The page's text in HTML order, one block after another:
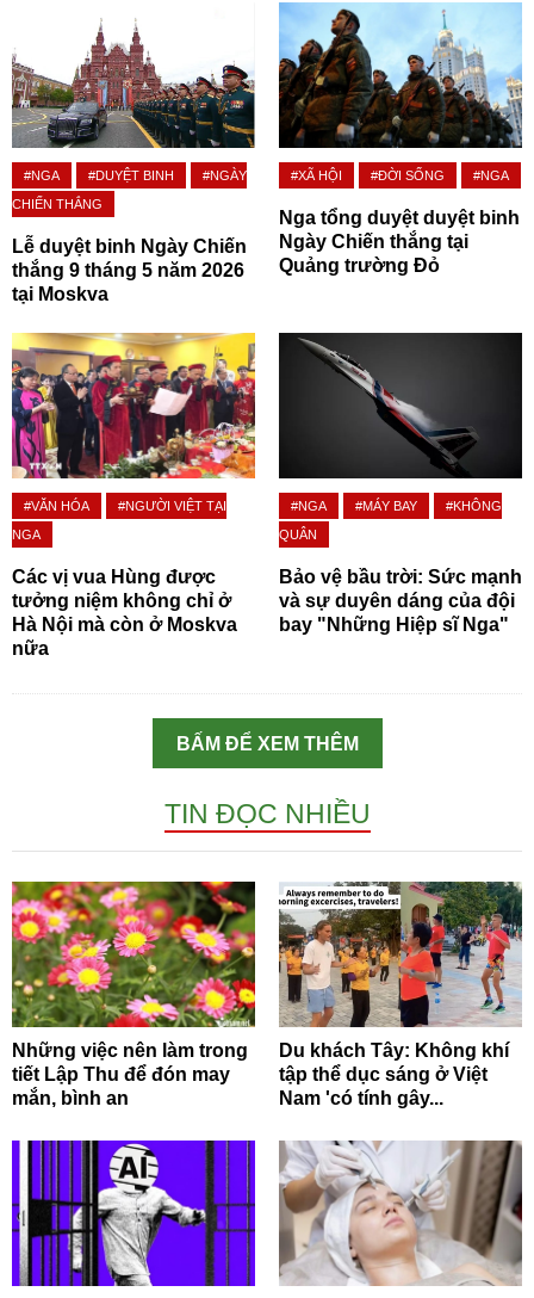
#NGA #DUYỆT BINH
#NGÀY
CHIẾN THẮNG
Lễ duyệt binh Ngày Chiến
thắng 9 tháng 5 năm 2026
tại Moskva
#XÃ HỘI #ĐỜI SỐNG #NGA
Nga tổng duyệt duyệt binh
Ngày Chiến thắng tại
Quảng trường Đỏ
#VĂN HÓA
#NGƯỜI VIỆT TẠI
NGA
Các vị vua Hùng được
tưởng niệm không chỉ ở
Hà Nội mà còn ở Moskva
nữa
#NGA #MÁY BAY
#KHÔNG
QUÂN
Bảo vệ bầu trời: Sức mạnh
và sự duyên dáng của đội
bay "Những Hiệp sĩ Nga"
BẤM ĐỂ XEM THÊM
TIN ĐỌC NHIỀU
Những việc nên làm trong
tiết Lập Thu để đón may
mắn, bình an
Du khách Tây: Không khí
tập thể dục sáng ở Việt
Nam 'có tính gây...